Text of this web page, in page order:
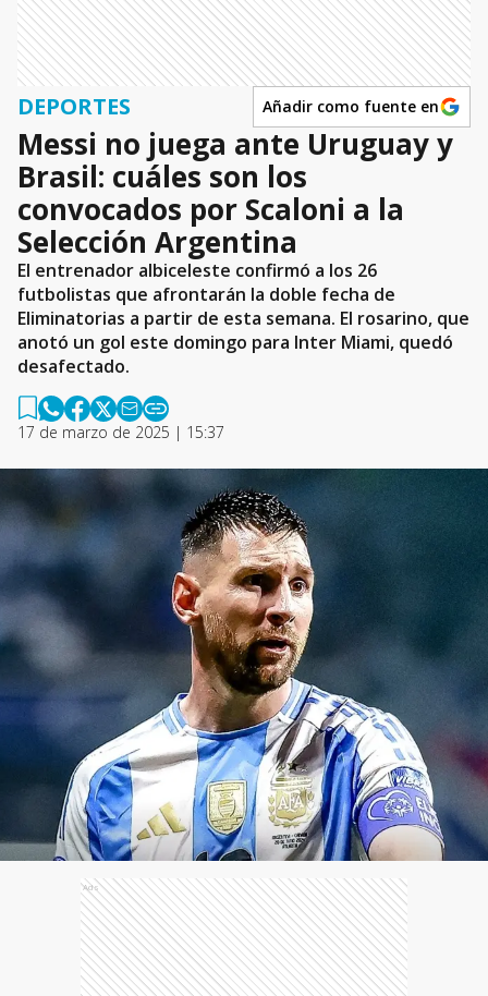
DEPORTES Añadir como fuente en
Messi no juega ante Uruguay y
Brasil: cuáles son los
convocados por Scaloni a la
Selección Argentina
El entrenador albiceleste confirmó a los 26
futbolistas que afrontarán la doble fecha de
Eliminatorias a partir de esta semana. El rosarino, que
anotó un gol este domingo para Inter Miami, quedó
desafectado.
17 de marzo de 2025 | 15:37
Ads